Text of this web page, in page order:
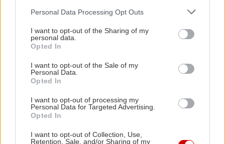
Please note that this website/app uses one or more Google
not limited to your visit or usage behaviour. You may click to
grant or deny consent to Google and its third-party tags to
use your data for below specified purposes in below Google
consent section.
Personal Data Processing Opt Outs
I want to opt-out of the Sharing of my
personal data.
Opted In
I want to opt-out of the Sale of my
Personal Data.
Opted In
I want to opt-out of processing my
Personal Data for Targeted Advertising.
Opted In
I want to opt-out of Collection, Use,
Retention, Sale, and/or Sharing of my
Δείτε ακόμη